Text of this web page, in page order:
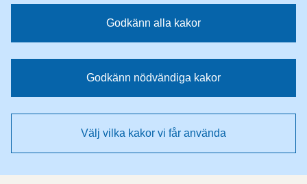
Godkänn alla kakor
Godkänn nödvändiga kakor
Välj vilka kakor vi får använda